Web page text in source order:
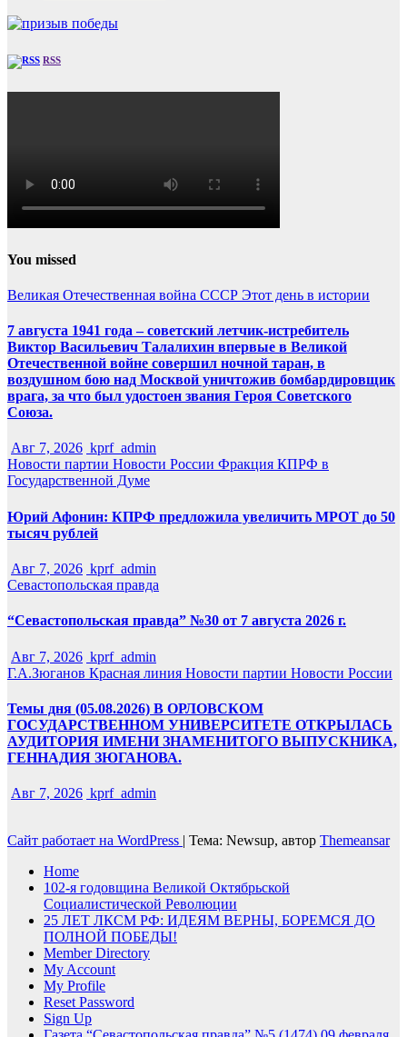
RSS
You missed
Великая Отечественная война СССР Этот день в истории
7 августа 1941 года – советский летчик-истребитель
Виктор Васильевич Талалихин впервые в Великой
Отечественной войне совершил ночной таран, в
воздушном бою над Москвой уничтожив бомбардировщик
врага, за что был удостоен звания Героя Советского
Союза.
Авг 7, 2026 kprf_admin
Новости партии Новости России Фракция КПРФ в
Государственной Думе
Юрий Афонин: КПРФ предложила увеличить МРОТ до 50
тысяч рублей
Авг 7, 2026 kprf_admin
Севастопольская правда
“Севастопольская правда” №30 от 7 августа 2026 г.
Авг 7, 2026 kprf_admin
Г.А.Зюганов Красная линия Новости партии Новости России
Темы дня (05.08.2026) В ОРЛОВСКОМ
ГОСУДАРСТВЕННОМ УНИВЕРСИТЕТЕ ОТКРЫЛАСЬ
АУДИТОРИЯ ИМЕНИ ЗНАМЕНИТОГО ВЫПУСКНИКА,
ГЕННАДИЯ ЗЮГАНОВА.
Авг 7, 2026 kprf_admin
Сайт работает на WordPress | Тема: Newsup, автор Themeansar
Home
102-я годовщина Великой Октябрьской
Социалистической Революции
25 ЛЕТ ЛКСМ РФ: ИДЕЯМ ВЕРНЫ, БОРЕМСЯ ДО
ПОЛНОЙ ПОБЕДЫ!
Member Directory
My Account
My Profile
Reset Password
Sign Up